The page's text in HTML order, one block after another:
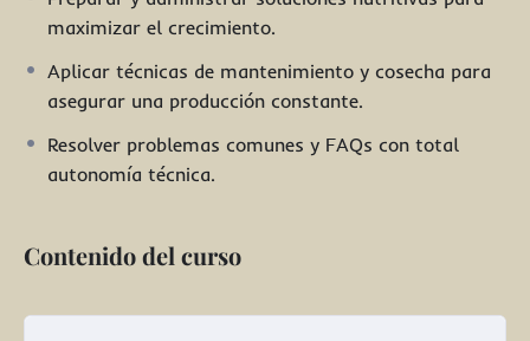
maximizar el crecimiento.
Aplicar técnicas de mantenimiento y cosecha para
asegurar una producción constante.
Resolver problemas comunes y FAQs con total
autonomía técnica.
Contenido del curso